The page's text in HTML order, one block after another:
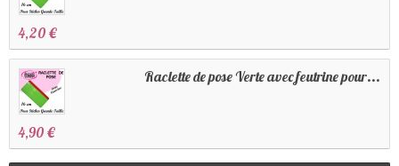
4,20 €
Raclette de pose Verte avec feutrine pour...
4,90 €